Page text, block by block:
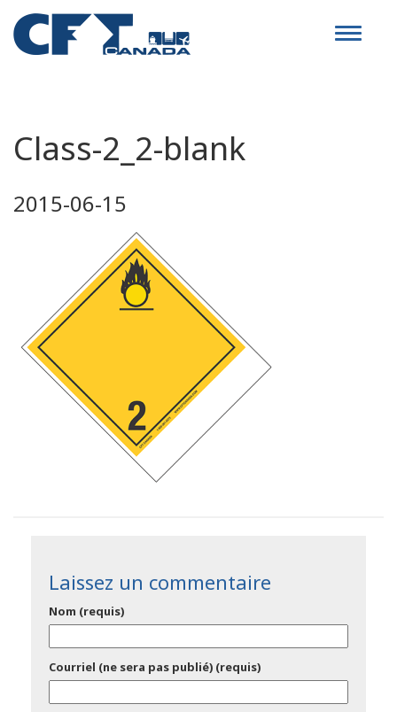
Toggle
Class-2_2-blank
2015-06-15
Laissez un commentaire
Nom (requis)
Courriel (ne sera pas publié) (requis)